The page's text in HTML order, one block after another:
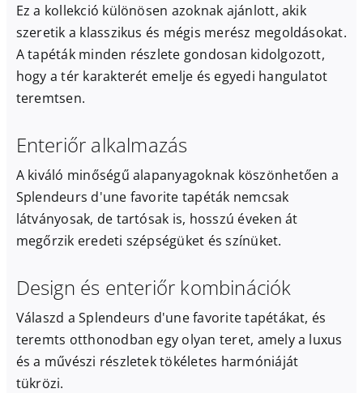
Ez a kollekció különösen azoknak ajánlott, akik
szeretik a klasszikus és mégis merész megoldásokat.
A tapéták minden részlete gondosan kidolgozott,
hogy a tér karakterét emelje és egyedi hangulatot
teremtsen.
Enteriőr alkalmazás
A kiváló minőségű alapanyagoknak köszönhetően a
Splendeurs d'une favorite tapéták nemcsak
látványosak, de tartósak is, hosszú éveken át
megőrzik eredeti szépségüket és színüket.
Design és enteriőr kombinációk
Válaszd a Splendeurs d'une favorite tapétákat, és
teremts otthonodban egy olyan teret, amely a luxus
és a művészi részletek tökéletes harmóniáját
tükrözi.